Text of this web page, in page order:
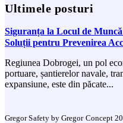
Ultimele posturi
Siguranța la Locul de
Soluții pentru Prevenirea
Regiunea Dobrogei, un pol
portuare, șantierelor navale,
expansiune, este din păcate...
Gregor Safety by Gregor Concept